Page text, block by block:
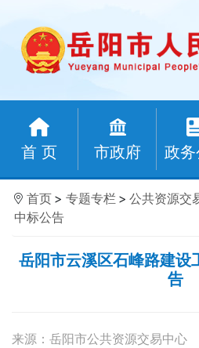
首 页 市政府 政
首页 > 专题专栏 > 公共资源交
中标公告
岳阳市云溪区石峰路建设
告
来源：岳阳市公共资源交易中心